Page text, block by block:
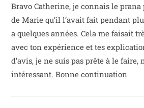
Bravo Catherine, je connais le
de Marie qu’il l’avait fait pendant
a quelques années. Cela me faisait
avec ton expérience et tes
d’avis, je ne suis pas prête à le faire,
intéressant. Bonne continuation